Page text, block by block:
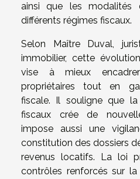
ainsi que les modalités
différents régimes fiscaux.
Selon Maître Duval,
immobilier, cette
vise à mieux
propriétaires tout en
fiscale. Il souligne que
fiscaux crée de
impose aussi une
constitution des dossiers
revenus locatifs. La loi
contrôles renforcés sur